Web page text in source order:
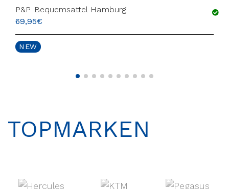
P&P Bequemsattel Hamburg
69,95€
NEW
TOPMARKEN